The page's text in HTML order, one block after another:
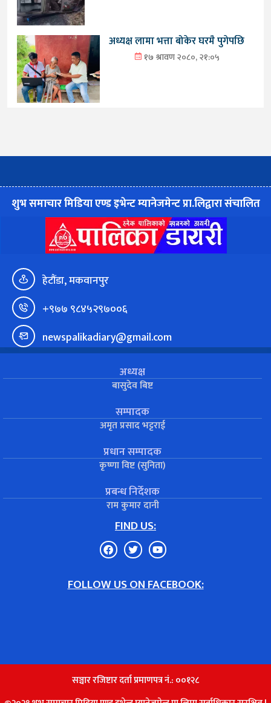
अध्यक्ष लामा भत्ता बोकेर घरमै पुगेपछि
१७ श्रावण २०८०, २१:०५
शुभ समाचार मिडिया एण्ड इभेन्ट म्यानेजमेन्ट प्रा.लिद्वारा संचालित
हेटौंडा, मकवानपुर
+९७७ ९८४५२९७००६
newspalikadiary@gmail.com
अध्यक्ष
बासुदेव बिष्ट
सम्पादक
अमृत प्रसाद भट्टराई
प्रधान सम्पादक
कृष्णा विष्ट (सुनिता)
प्रबन्ध निर्देशक
राम कुमार दानी
FIND US:
FOLLOW US ON FACEBOOK:
सञ्चार रजिष्टार दर्ता प्रमाणपत्र नं.: ००१२८